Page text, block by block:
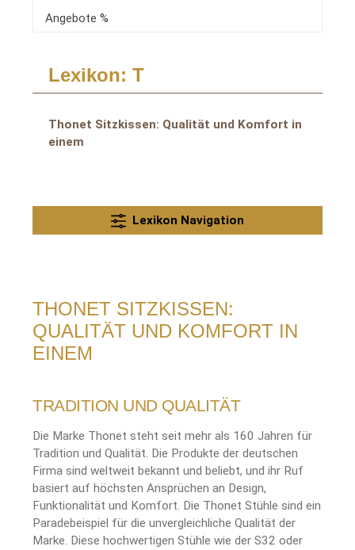
Angebote %
Lexikon: T
Thonet Sitzkissen: Qualität und Komfort in
einem
Lexikon Navigation
THONET SITZKISSEN:
QUALITÄT UND KOMFORT IN
EINEM
TRADITION UND QUALITÄT
Die Marke Thonet steht seit mehr als 160 Jahren für
Tradition und Qualität. Die Produkte der deutschen
Firma sind weltweit bekannt und beliebt, und ihr Ruf
basiert auf höchsten Ansprüchen an Design,
Funktionalität und Komfort. Die Thonet Stühle sind ein
Paradebeispiel für die unvergleichliche Qualität der
Marke. Diese hochwertigen Stühle wie der S32 oder